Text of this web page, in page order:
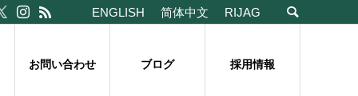
ENGLISH 简体中文 RIJAG
お問い合わせ ブログ 採用情報